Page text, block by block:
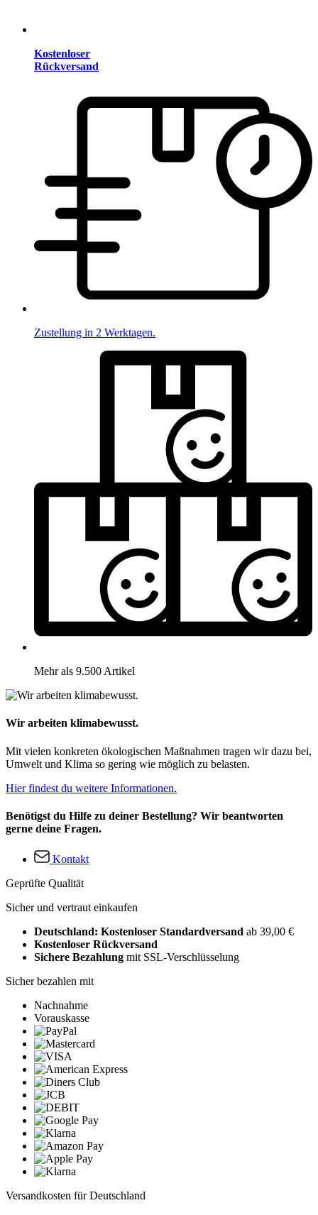
Kostenloser
Rückversand
Zustellung in 2 Werktagen.
Mehr als 9.500 Artikel
Wir arbeiten klimabewusst.
Mit vielen konkreten ökologischen Maßnahmen tragen wir dazu bei,
Umwelt und Klima so gering wie möglich zu belasten.
Hier findest du weitere Informationen.
Benötigst du Hilfe zu deiner Bestellung? Wir beantworten
gerne deine Fragen.
Kontakt
Geprüfte Qualität
Sicher und vertraut einkaufen
Deutschland: Kostenloser Standardversand ab 39,00 €
Kostenloser Rückversand
Sichere Bezahlung mit SSL-Verschlüsselung
Sicher bezahlen mit
Nachnahme
Vorauskasse
Versandkosten für Deutschland